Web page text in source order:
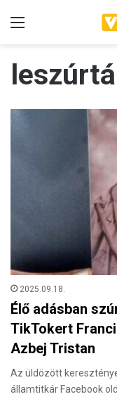
2025.09.18.
Élő adásban
TikTokert
Azbej Tristan
Az üldözött
államtitkár Facebook